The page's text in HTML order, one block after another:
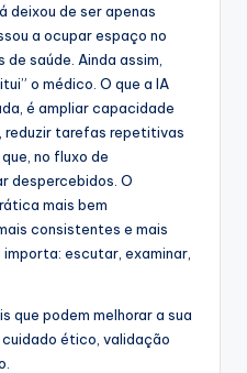
deixou de ser apenas
a ocupar espaço no
saúde. Ainda assim,
o médico. O que a IA
é ampliar capacidade
reduzir tarefas repetitivas
no fluxo de
despercebidos. O
mais bem
consistentes e mais
escutar, examinar,
que podem melhorar a sua
ético, validação